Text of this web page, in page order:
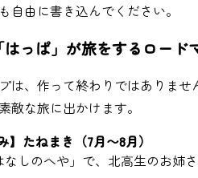
自由に書き込んでください。
っぱ」が旅をするロード
は、作って終わりではありませ
敵な旅に出かけます。
】たねまき（7月〜8月）
しのへや」で、北高生のお姉